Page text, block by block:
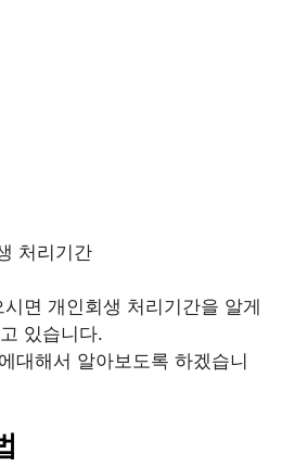
처리기간
면 개인회생 처리기간을 알게
있습니다.
대해서 알아보도록 하겠습니